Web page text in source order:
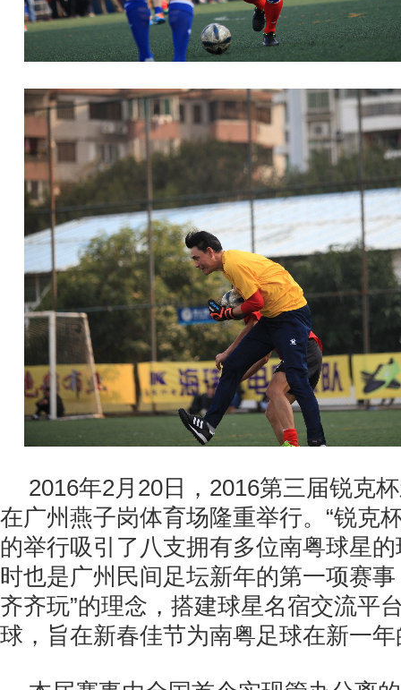
2016年2月 20日， 2016第三届锐克
在广州燕子岗体育场隆重举行。“锐克
的举行吸引了八支拥有多位南粤球星
时也是广州民间足坛新年的第一项赛
齐齐玩”的理念，搭建球星名宿交流平
球，旨在新春佳节为南粤足球在新一